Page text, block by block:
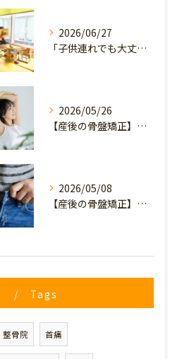
2026/06/27
「子供連れでも大丈夫？」産後の腰痛・体型崩れに悩むママが、プライミー鍼灸整骨院を選ぶ3つの理由
2026/05/26
【産後の骨盤矯正】産後の原因不明なイライラ・疲れやすさは骨盤のせい？心と体を軽くするヒント
2026/05/08
【産後の骨盤矯正】妊娠前のデニムが履けない…
Tags
整骨院 首痛